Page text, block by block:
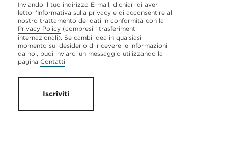
Inviando il tuo indirizzo E-mail, dichiari di aver
letto l'Informativa sulla privacy e di acconsentire al
nostro trattamento dei dati in conformità con la
Privacy Policy (compresi i trasferimenti
internazionali). Se cambi idea in qualsiasi
momento sul desiderio di ricevere le informazioni
da noi, puoi inviarci un messaggio utilizzando la
pagina Contatti
Iscriviti